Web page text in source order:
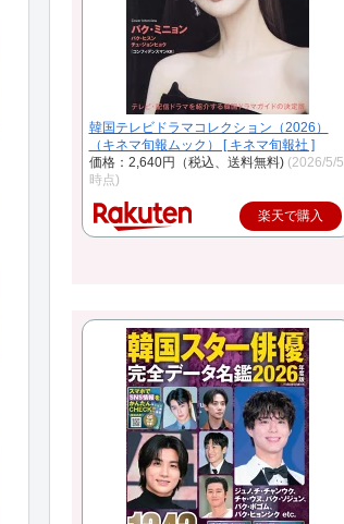
韓国テレビドラマコレクション（2026）
（キネマ旬報ムック） [ キネマ旬報社 ]
価格：2,640円（税込、送料無料) (2026/5/5
時点)
楽天で購入